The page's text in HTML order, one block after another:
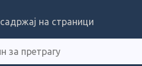
на страници